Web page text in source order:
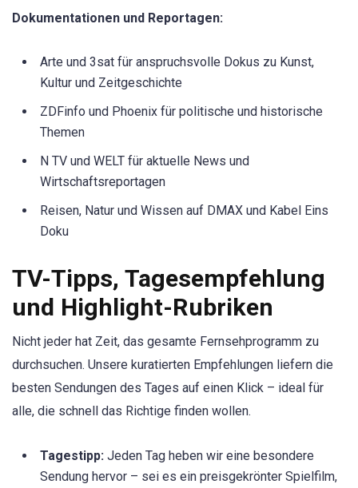
Dokumentationen und Reportagen:
Arte und 3sat für anspruchsvolle Dokus zu Kunst,
Kultur und Zeitgeschichte
ZDFinfo und Phoenix für politische und historische
Themen
N TV und WELT für aktuelle News und
Wirtschaftsreportagen
Reisen, Natur und Wissen auf DMAX und Kabel Eins
Doku
TV-Tipps, Tagesempfehlung
und Highlight-Rubriken
Nicht jeder hat Zeit, das gesamte Fernsehprogramm zu
durchsuchen. Unsere kuratierten Empfehlungen liefern die
besten Sendungen des Tages auf einen Klick – ideal für
alle, die schnell das Richtige finden wollen.
Tagestipp: Jeden Tag heben wir eine besondere
Sendung hervor – sei es ein preisgekrönter Spielfilm,